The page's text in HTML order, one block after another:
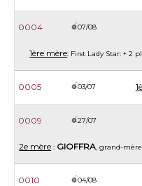
0004 07/08
1ère mère: First Lady Star: + 2
0005 03/07
0009 27/07
2e mère : GIOFFRA, grand-
0010 04/08